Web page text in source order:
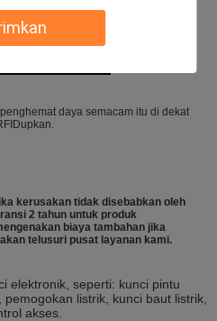
daya semacam itu di dekat
kerusakan tidak disebabkan oleh
2 tahun untuk produk
biaya tambahan jika
telusuri pusat layanan kami.
elektronik, seperti: kunci pintu
listrik, kunci baut listrik,
akses.